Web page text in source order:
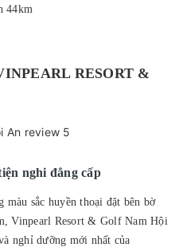
44km
RESORT &
nghi đẳng cấp
sắc huyền thoại đặt bên bờ
Vinpearl Resort & Golf Nam Hội
nghỉ dưỡng mới nhất của